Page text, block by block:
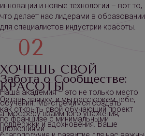
инновации и новые технологии – вот то,
что делает нас лидерами в образовании
для специалистов индустрии красоты.
02
Забота о Сообществе:
Наша академия – это не только место
обучения. Мы стремимся создать
атмосферу взаимного уважения,
поддержки и вдохновения. Ваше
ХОЧЕШЬ СВОЙ
КРАСОТЫ
Оставь заявку, и мы расскажем тебе,
как открыть свой обучающий проект
по франшизе с минимальными
вложениями